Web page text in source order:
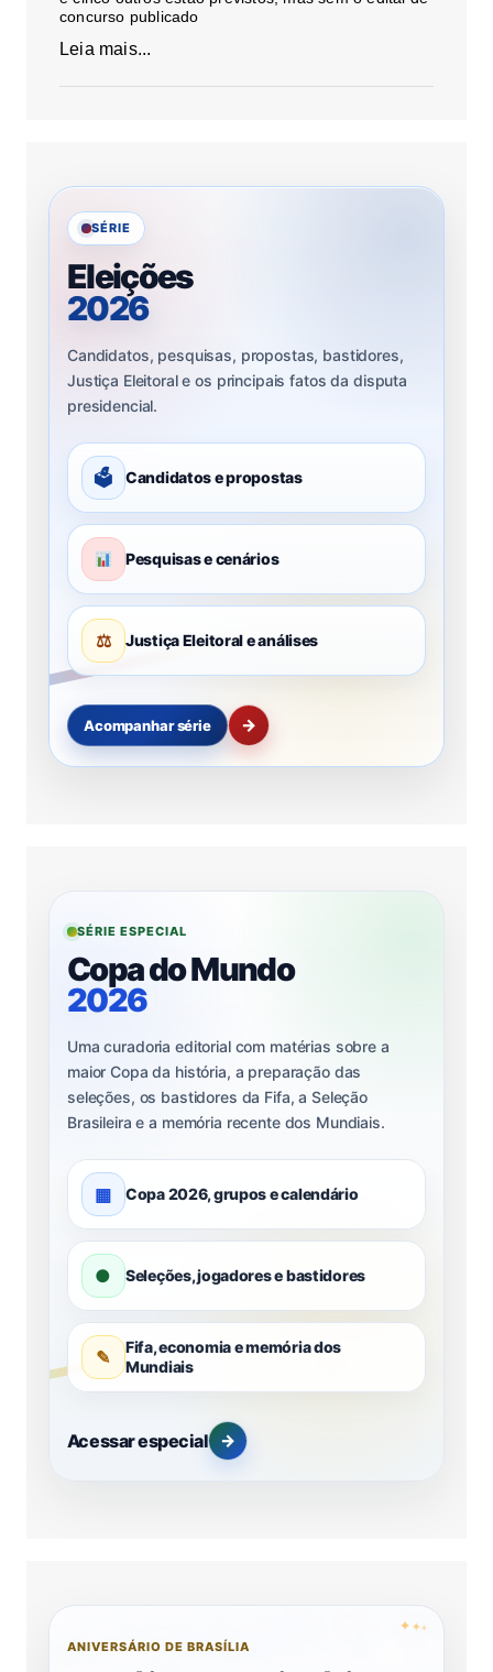
concurso publicado
Leia mais...
SÉRIE
Eleições
2026
Candidatos, pesquisas, propostas, bastidores,
Justiça Eleitoral e os principais fatos da disputa
presidencial.
🗳 Candidatos e propostas
Pesquisas e cenários
⚖ Justiça Eleitoral e análises
Acompanhar série →
SÉRIE ESPECIAL
Copa do Mundo
2026
Uma curadoria editorial com matérias sobre a
maior Copa da história, a preparação das
seleções, os bastidores da Fifa, a Seleção
Brasileira e a memória recente dos Mundiais.
▦ Copa 2026, grupos e calendário
● Seleções, jogadores e bastidores
✎
Fifa, economia e memória dos
Mundiais
Acessar especial →
✦ ✦ ✦
ANIVERSÁRIO DE BRASÍLIA